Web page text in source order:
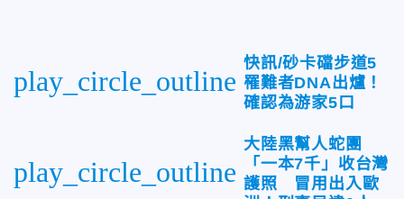
play_circle_outline
快訊/砂卡礑步道5
罹難者DNA出爐！
確認為游家5口
play_circle_outline
大陸黑幫人蛇團
「一本7千」收台灣
護照 冒用出入歐